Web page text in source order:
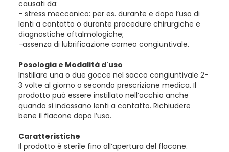
causati da:
- stress meccanico: per es. durante e dopo l’uso di
lenti a contatto o durante procedure chirurgiche e
diagnostiche oftalmologiche;
-assenza di lubrificazione corneo congiuntivale.
Posologia e Modalità d'uso
Instillare una o due gocce nel sacco congiuntivale 2-
3 volte al giorno o secondo prescrizione medica. Il
prodotto può essere instillato nell’occhio anche
quando si indossano lenti a contatto. Richiudere
bene il flacone dopo l’uso.
Caratteristiche
Il prodotto è sterile fino all’apertura del flacone.